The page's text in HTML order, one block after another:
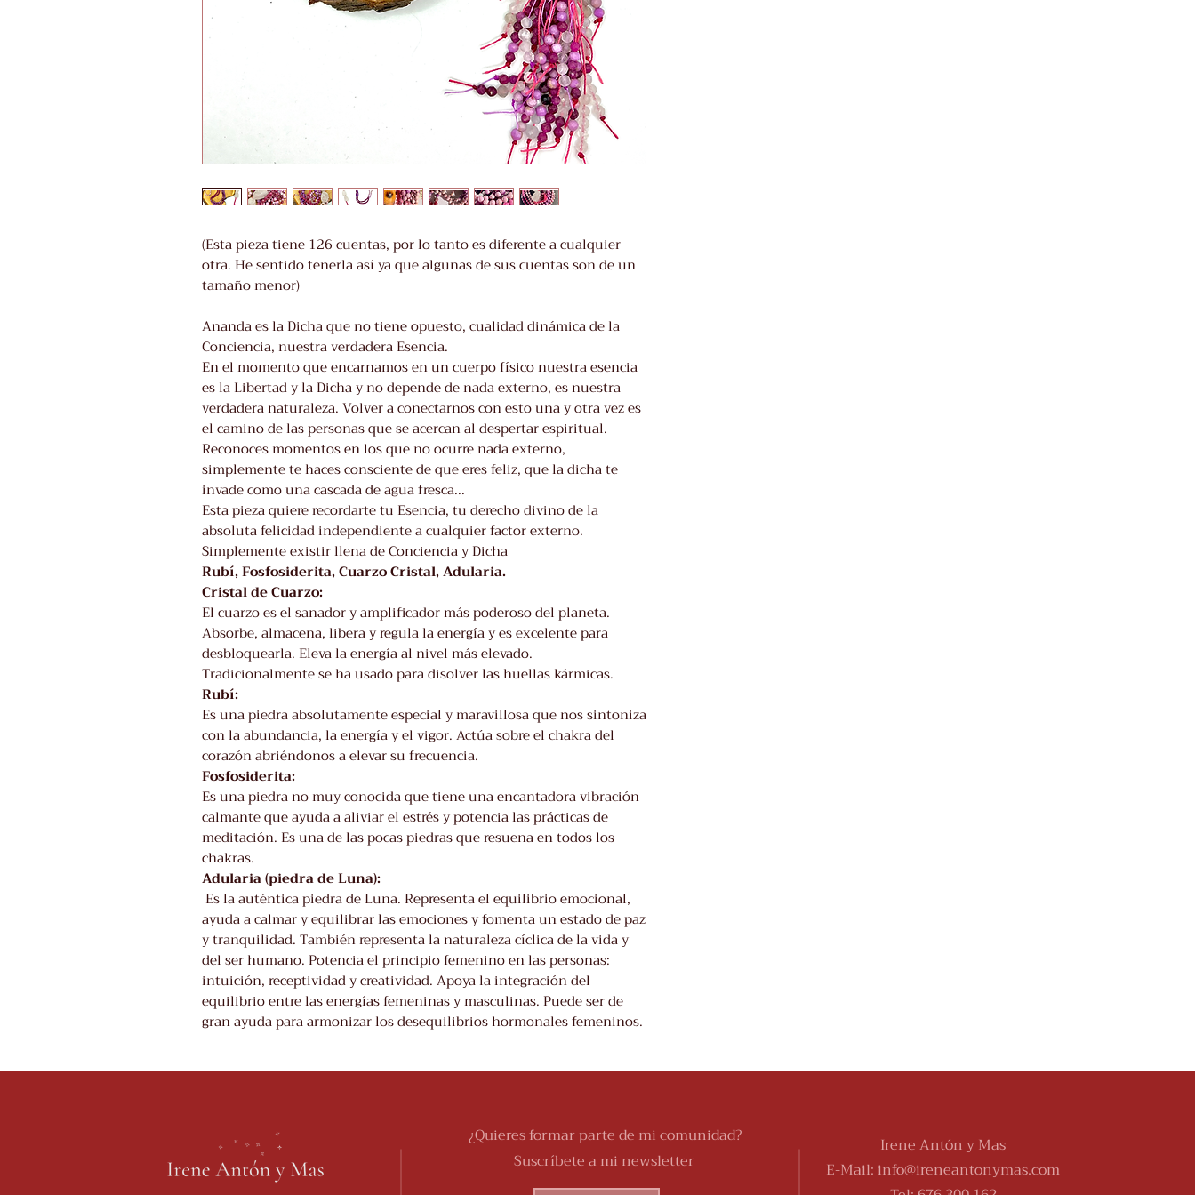
(Esta pieza tiene 126 cuentas, por lo tanto es diferente a cualquier
otra. He sentido tenerla así ya que algunas de sus cuentas son de un
tamaño menor)
Ananda es la Dicha que no tiene opuesto, cualidad dinámica de la
Conciencia, nuestra verdadera Esencia.
En el momento que encarnamos en un cuerpo físico nuestra esencia
es la Libertad y la Dicha y no depende de nada externo, es nuestra
verdadera naturaleza. Volver a conectarnos con esto una y otra vez es
el camino de las personas que se acercan al despertar espiritual.
Reconoces momentos en los que no ocurre nada externo,
simplemente te haces consciente de que eres feliz, que la dicha te
invade como una cascada de agua fresca...
Esta pieza quiere recordarte tu Esencia, tu derecho divino de la
absoluta felicidad independiente a cualquier factor externo.
Simplemente existir llena de Conciencia y Dicha
Rubí, Fosfosiderita, Cuarzo Cristal, Adularia.
Cristal de Cuarzo:
El cuarzo es el sanador y amplificador más poderoso del planeta.
Absorbe, almacena, libera y regula la energía y es excelente para
desbloquearla. Eleva la energí­a al nivel más elevado.
Tradicionalmente se ha usado para disolver las huellas kármicas.
Rubí:
Es una piedra absolutamente especial y maravillosa que nos sintoniza
con la abundancia, la energía y el vigor. Actúa sobre el chakra del
corazón abriéndonos a elevar su frecuencia.
Fosfosiderita:
Es una piedra no muy conocida que tiene una encantadora vibración
calmante que ayuda a aliviar el estrés y potencia las prácticas de
meditación. Es una de las pocas piedras que resuena en todos los
chakras.
Adularia (piedra de Luna):
Es la auténtica piedra de Luna. Representa el equilibrio emocional,
ayuda a calmar y equilibrar las emociones y fomenta un estado de paz
y tranquilidad. También representa la naturaleza cíclica de la vida y
del ser humano. Potencia el principio femenino en las personas:
intuición, receptividad y creatividad. Apoya la integración del
equilibrio entre las energías femeninas y masculinas. Puede ser de
gran ayuda para armonizar los desequilibrios hormonales femeninos.
¿Quieres formar parte de mi comunidad?
Suscríbete a mi newsletter
Irene Antón y Mas
E-Mail: info@ireneantonymas.com